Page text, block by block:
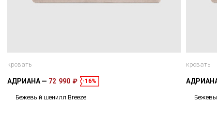
кровать
АДРИАНА 72 990 ₽ -16%
Бежевый шенилл Breeze
кровать